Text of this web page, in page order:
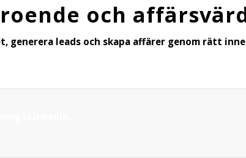
och
generera leads och skapa affärer genom rätt
i LinkedIn